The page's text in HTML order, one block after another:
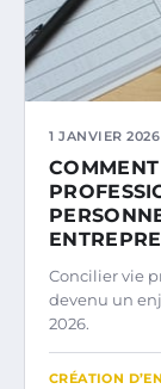
1 JANVIER 2026
Concilier vie
devenu un
2026.
CRÉATION